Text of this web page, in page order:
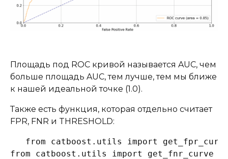
Площадь под ROC кривой называется AUC, чем
больше площадь AUC, тем лучше, тем мы ближе
к нашей идеальной точке (1.0).
Также есть функция, которая отдельно считает
FPR, FNR и THRESHOLD:
from catboost.utils import
from catboost.utils import get_fnr_curve